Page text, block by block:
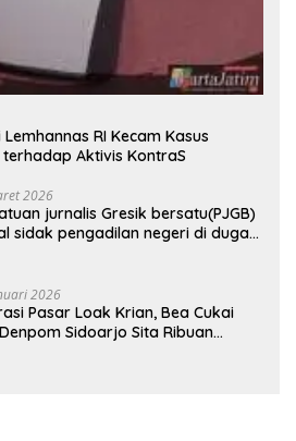
RI Kecam Kasus
Aktivis KontraS
2026
jurnalis Gresik bersatu(PJGB)
sidak pengadilan negeri di duga
2026
Pasar Loak Krian, Bea Cukai
Sidoarjo Sita Ribuan